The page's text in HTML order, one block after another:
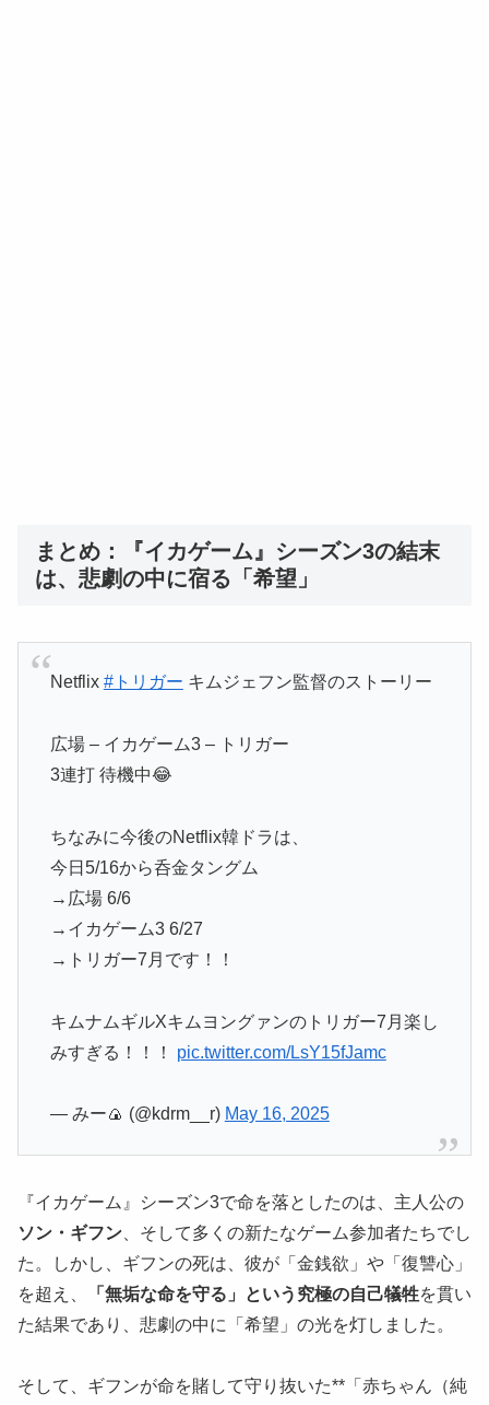
まとめ：『イカゲーム』シーズン3の結末
は、悲劇の中に宿る「希望」
Netflix #トリガー キムジェフン監督のストーリー
広場 – イカゲーム3 – トリガー
3連打 待機中😂
ちなみに今後のNetflix韓ドラは、
今日5/16から呑金タングム
→広場 6/6
→イカゲーム3 6/27
→トリガー7月です！！
キムナムギルXキムヨングァンのトリガー7月楽し
みすぎる！！！ pic.twitter.com/LsY15fJamc
— みー🍙 (@kdrm__r) May 16, 2025
『イカゲーム』シーズン3で命を落としたのは、主人公の
ソン・ギフン 、そして多くの新たなゲーム参加者たちでし
た。しかし、ギフンの死は、彼が「金銭欲」や「復讐心」
を超え、
「無垢な命を守る」という究極の自己犠牲を貫い
た結果であり、悲劇の中に「希望」の光を灯しました。
そして、ギフンが命を賭して守り抜いた**「赤ちゃん（純